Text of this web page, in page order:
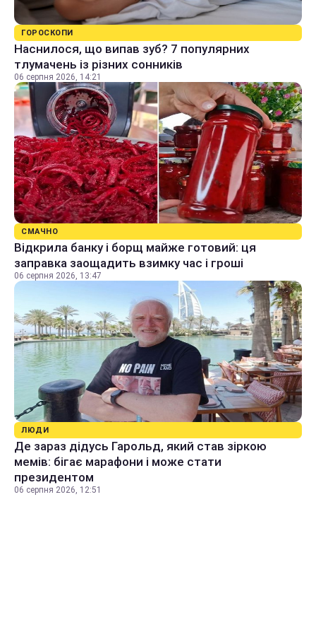
ГОРОСКОПИ
Наснилося, що випав зуб? 7 популярних
тлумачень із різних сонників
06 серпня 2026, 14:21
СМАЧНО
Відкрила банку і борщ майже готовий: ця
заправка заощадить взимку час і гроші
06 серпня 2026, 13:47
ЛЮДИ
Де зараз дідусь Гарольд, який став зіркою
мемів: бігає марафони і може стати
президентом
06 серпня 2026, 12:51